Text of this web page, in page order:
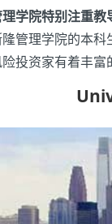
学院特别注重
管理学院的本科
投资家有着丰富